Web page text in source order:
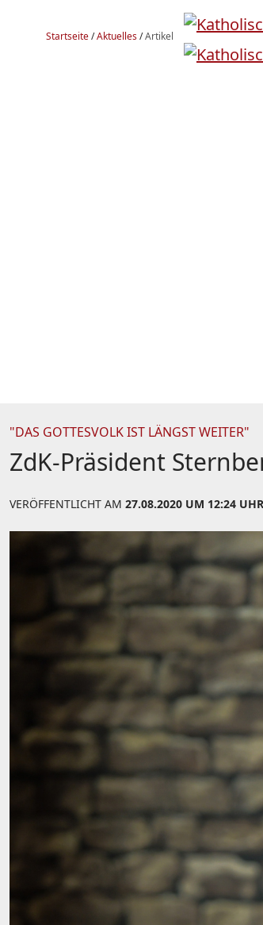
Startseite/Aktuelles/Artikel
"DAS GOTTESVOLK IST LÄNGST WEITER"
ZdK-Präsident
VERÖFFENTLICHT AM 27.08.2020 UM 12:24 UHR